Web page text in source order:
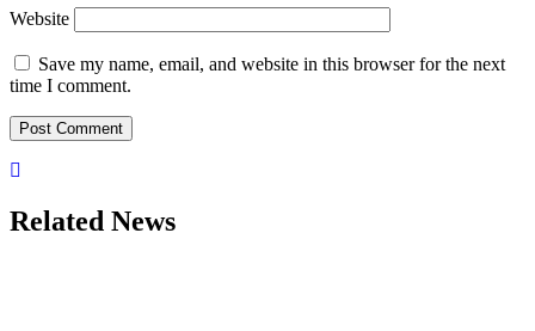
Website
Save my name, email, and website in this browser for the next
time I comment.
Related News